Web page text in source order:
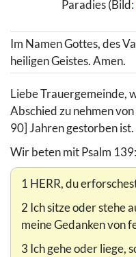
Paradies (Bild:
Im Namen Gottes, des
heiligen Geistes. Amen.
Liebe Trauergemeinde,
Abschied zu nehmen
90] Jahren gestorben ist.
Wir beten mit Psalm 139:
1 HERR, du
2 Ich sitze oder stehe
meine Gedanken von
3 Ich gehe oder liege,